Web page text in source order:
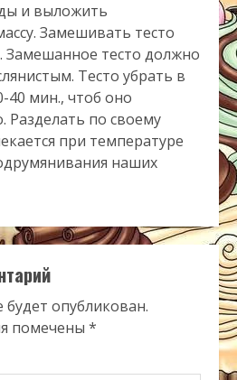
и выложить
Замешивать тесто
тесто должно
Тесто убрать в
40 мин., чтоб оно
Разделать по своему
при температуре
наших
опубликован.
помечены *